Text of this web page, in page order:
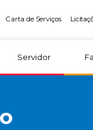
Carta de Serviços
Servidor